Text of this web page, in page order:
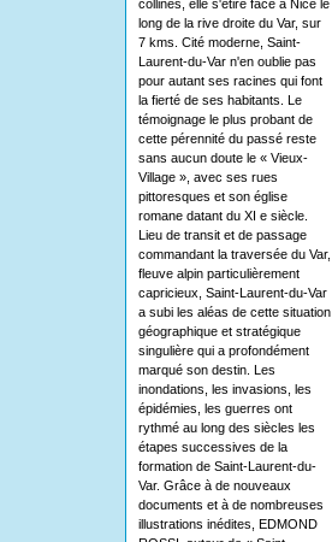
collines, elle s'étire face à Nice le
long de la rive droite du Var, sur
7 kms. Cité moderne, Saint-
Laurent-du-Var n'en oublie pas
pour autant ses racines qui font
la fierté de ses habitants. Le
témoignage le plus probant de
cette pérennité du passé reste
sans aucun doute le « Vieux-
Village », avec ses rues
pittoresques et son église
romane datant du XI e siècle.
Lieu de transit et de passage
commandant la traversée du Var,
fleuve alpin particulièrement
capricieux, Saint-Laurent-du-Var
a subi les aléas de cette situation
géographique et stratégique
singulière qui a profondément
marqué son destin. Les
inondations, les invasions, les
épidémies, les guerres ont
rythmé au long des siècles les
étapes successives de la
formation de Saint-Laurent-du-
Var. Grâce à de nouveaux
documents et à de nombreuses
illustrations inédites, EDMOND